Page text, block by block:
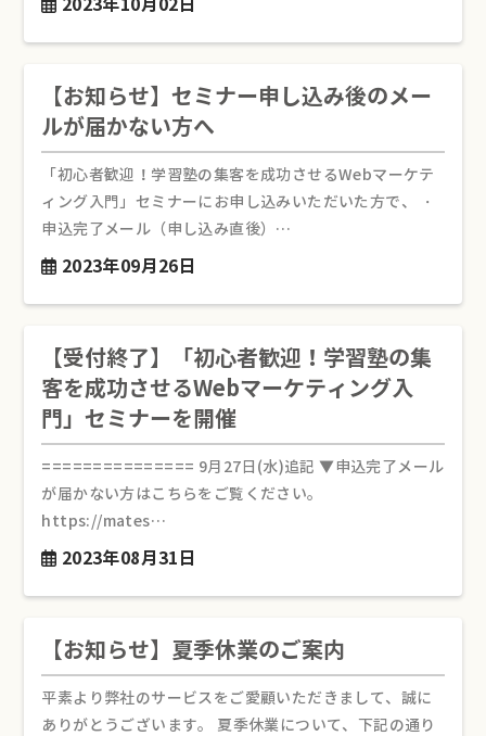
2023年10月02日
【お知らせ】セミナー申し込み後のメー
ルが届かない方へ
「初心者歓迎！学習塾の集客を成功させるWebマーケテ
ィング入門」セミナーにお申し込みいただいた方で、 ・
申込完了メール（申し込み直後）…
2023年09月26日
【受付終了】「初心者歓迎！学習塾の集
客を成功させるWebマーケティング入
門」セミナーを開催
=============== 9月27日(水)追記 ▼申込完了メール
が届かない方はこちらをご覧ください。
https://mates…
2023年08月31日
【お知らせ】夏季休業のご案内
平素より弊社のサービスをご愛顧いただきまして、誠に
ありがとうございます。 夏季休業について、下記の通り